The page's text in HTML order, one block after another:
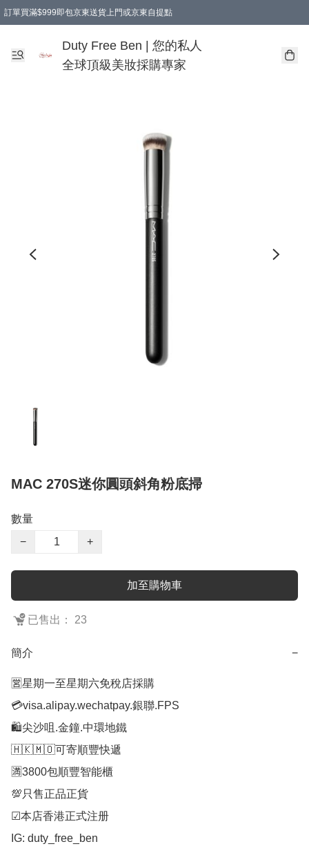
訂單買滿$999即包京東送貨上門或京東自提點
Duty Free Ben | 您的私人
全球頂級美妝採購專家
MAC 270S迷你圓頭斜角粉底掃
數量
−
+
加至購物車
已售出： 23
簡介 −
🈺星期一至星期六免稅店採購
💳visa.alipay.wechatpay.銀聯.FPS
🛍️尖沙咀.金鐘.中環地鐵
🇭🇰🇲🇴可寄順豐快遞
🈵3800包順豐智能櫃
💯只售正品正貨
☑︎本店香港正式注册
IG: duty_free_ben